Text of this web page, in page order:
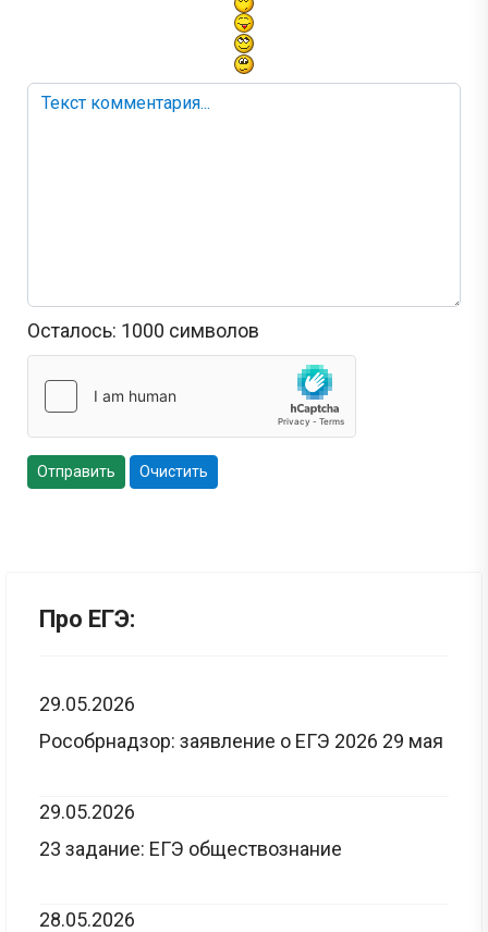
Осталось: 1000 символов
Отправить Очистить
Про ЕГЭ:
29.05.2026
Рособрнадзор: заявление о ЕГЭ 2026 29 мая
29.05.2026
23 задание: ЕГЭ обществознание
28.05.2026